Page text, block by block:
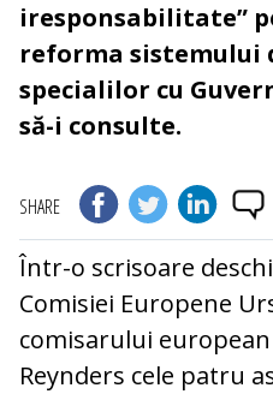
iresponsabilitate”
reforma sistemului
specialilor cu
să-i consulte.
SHARE
Într-o scrisoare
Comisiei Europene
comisarului
Reynders cele patru